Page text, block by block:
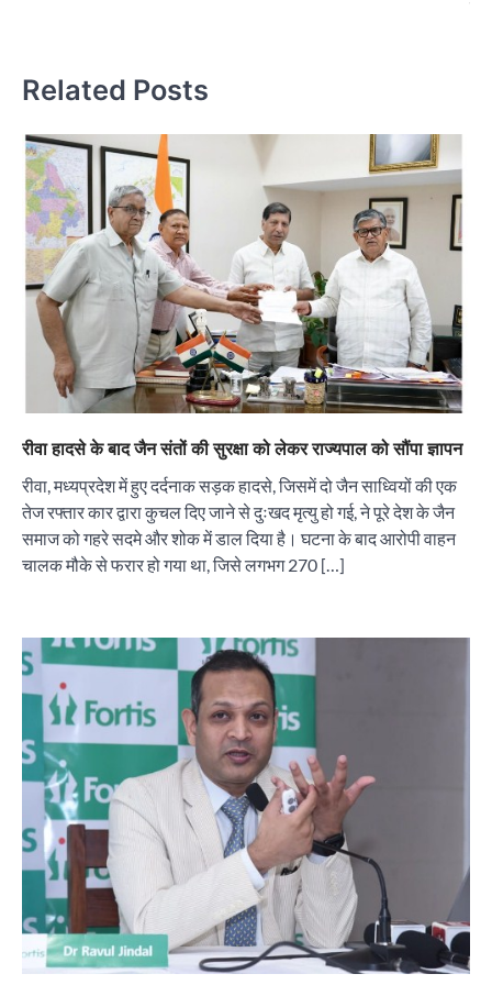
Related Posts
रीवा हादसे के बाद जैन संतों की सुरक्षा को लेकर राज्यपाल को सौंपा ज्ञापन
रीवा, मध्यप्रदेश में हुए दर्दनाक सड़क हादसे, जिसमें दो जैन साध्वियों की एक
तेज रफ्तार कार द्वारा कुचल दिए जाने से दुःखद मृत्यु हो गई, ने पूरे देश के जैन
समाज को गहरे सदमे और शोक में डाल दिया है। घटना के बाद आरोपी वाहन
चालक मौके से फरार हो गया था, जिसे लगभग 270 […]